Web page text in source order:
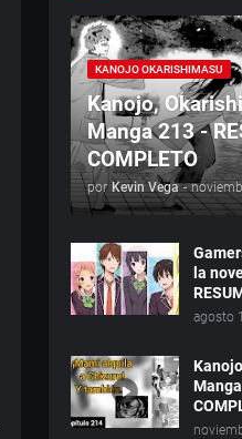
KANOJO OKARISHIMASU
Kanojo,
Manga 213 -
COMPLETO
por Kevin Vega -
la
agosto